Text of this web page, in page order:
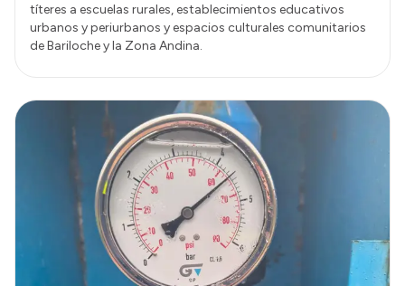
títeres a escuelas rurales, establecimientos educativos
urbanos y periurbanos y espacios culturales comunitarios
de Bariloche y la Zona Andina.